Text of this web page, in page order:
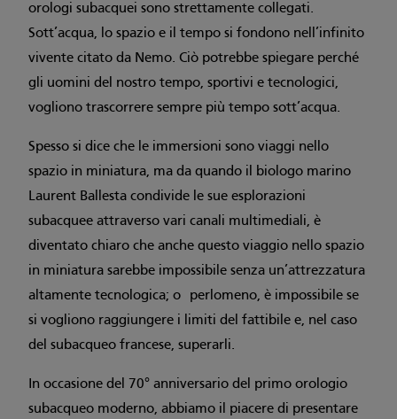
orologi subacquei sono strettamente collegati.
Sott’acqua, lo spazio e il tempo si fondono nell’infinito
vivente citato da Nemo. Ciò potrebbe spiegare perché
gli uomini del nostro tempo, sportivi e tecnologici,
vogliono trascorrere sempre più tempo sott’acqua.
Spesso si dice che le immersioni sono viaggi nello
spazio in miniatura, ma da quando il biologo marino
Laurent Ballesta condivide le sue esplorazioni
subacquee attraverso vari canali multimediali, è
diventato chiaro che anche questo viaggio nello spazio
in miniatura sarebbe impossibile senza un’attrezzatura
altamente tecnologica; o perlomeno, è impossibile se
si vogliono raggiungere i limiti del fattibile e, nel caso
del subacqueo francese, superarli.
In occasione del 70° anniversario del primo orologio
subacqueo moderno, abbiamo il piacere di presentare